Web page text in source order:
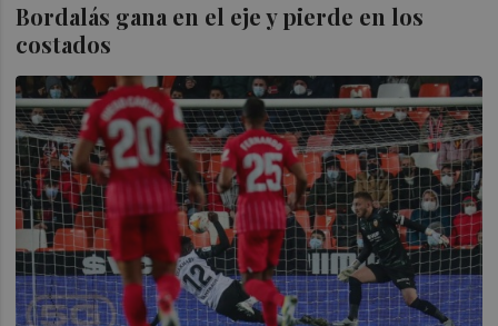
Bordalás gana en el eje y pierde en los
costados